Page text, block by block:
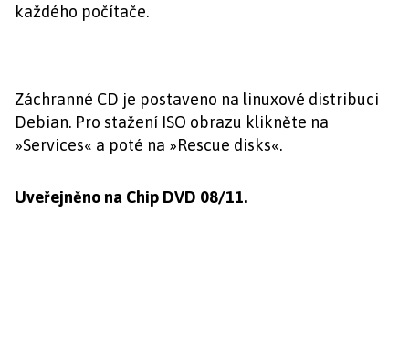
každého počítače.
Záchranné CD je postaveno na linuxové distribuci
Debian. Pro stažení ISO obrazu klikněte na
»Services« a poté na »Rescue disks«.
Uveřejněno na Chip DVD 08/11.